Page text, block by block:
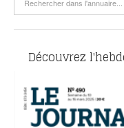
Découvrez